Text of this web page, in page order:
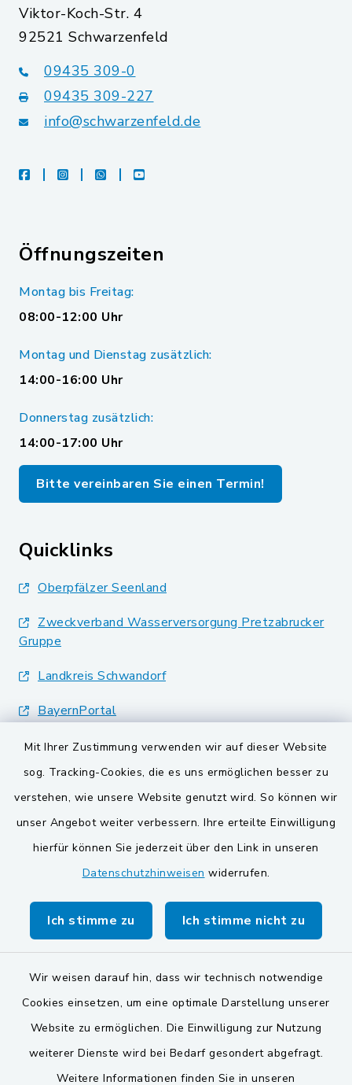
Mit Ihrer Zustimmung verwenden wir auf dieser Website
sog. Tracking-Cookies, die es uns ermöglichen besser zu
verstehen, wie unsere Website genutzt wird. So können wir
unser Angebot weiter verbessern. Ihre erteilte Einwilligung
hierfür können Sie jederzeit über den Link in unseren
Datenschutzhinweisen widerrufen.
Ich stimme zu Ich stimme nicht zu
Wir weisen darauf hin, dass wir technisch notwendige
Cookies einsetzen, um eine optimale Darstellung unserer
Website zu ermöglichen. Die Einwilligung zur Nutzung
weiterer Dienste wird bei Bedarf gesondert abgefragt.
Weitere Informationen finden Sie in unseren
Viktor-Koch-Str. 4
92521 Schwarzenfeld
09435 309-0
09435 309-227
info@schwarzenfeld.de
facebookinstagramwhatsappyoutube
Öffnungszeiten
Montag bis Freitag:
08:00-12:00 Uhr
Montag und Dienstag zusätzlich:
14:00-16:00 Uhr
Donnerstag zusätzlich:
14:00-17:00 Uhr
Bitte vereinbaren Sie einen Termin!
Quicklinks
Oberpfälzer Seenland
Zweckverband Wasserversorgung Pretzabrucker
Gruppe
Landkreis Schwandorf
BayernPortal
VG und Gemeinden
Gemeinde Schwarzach bei Nabburg
Gemeinde Stulln
Barrierefreiheit
Datenschutz